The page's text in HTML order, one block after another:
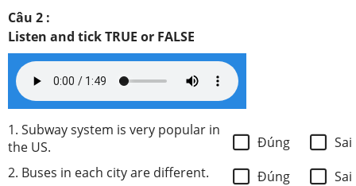
Câu 2 :
Listen and tick TRUE or FALSE
1. Subway system is very popular in
the US.
Đúng
Sai
2. Buses in each city are different.
Đúng
Sai